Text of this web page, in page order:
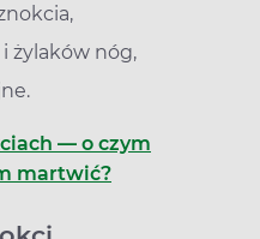
żylaków nóg,
— o czym
martwić?